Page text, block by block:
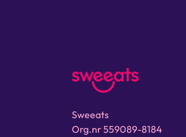
Sweeats
Org.nr 559089-8184